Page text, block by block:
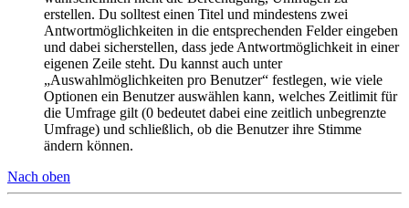
erstellen. Du solltest einen Titel und mindestens zwei
Antwortmöglichkeiten in die entsprechenden Felder eingeben
und dabei sicherstellen, dass jede Antwortmöglichkeit in einer
eigenen Zeile steht. Du kannst auch unter
„Auswahlmöglichkeiten pro Benutzer“ festlegen, wie viele
Optionen ein Benutzer auswählen kann, welches Zeitlimit für
die Umfrage gilt (0 bedeutet dabei eine zeitlich unbegrenzte
Umfrage) und schließlich, ob die Benutzer ihre Stimme
ändern können.
Nach oben